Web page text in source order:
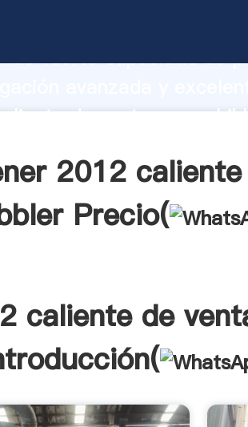
fuerte capacidad de
de ventas cono
2012
Precio(
caliente de